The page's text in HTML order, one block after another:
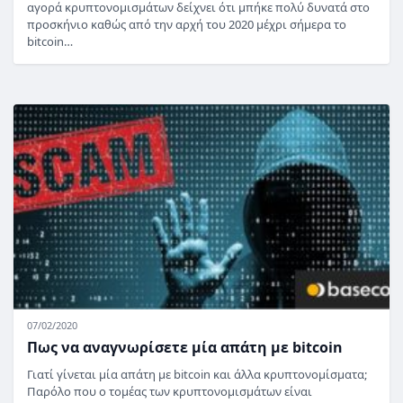
αγορά κρυπτονομισμάτων δείχνει ότι μπήκε πολύ δυνατά στο
προσκήνιο καθώς από την αρχή του 2020 μέχρι σήμερα το
bitcoin…
07/02/2020
Πως να αναγνωρίσετε μία απάτη με bitcoin
Γιατί γίνεται μία απάτη με bitcoin και άλλα κρυπτονομίσματα;
Παρόλο που ο τομέας των κρυπτονομισμάτων είναι